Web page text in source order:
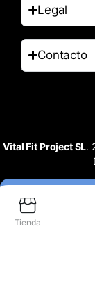
Legal
Contacto
Vital Fit Project SL.
Tienda